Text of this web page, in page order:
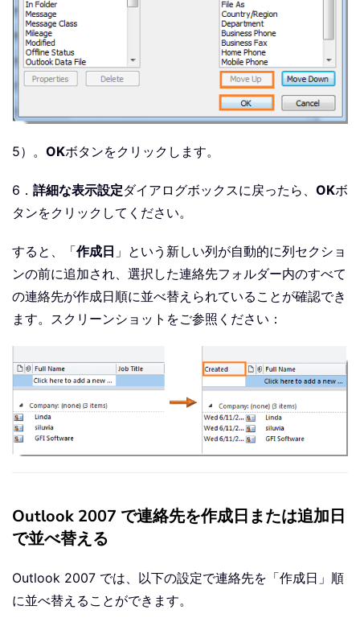
5）。 OKボタンをクリックします。
6． 詳細な表示設定ダイアログボックスに戻ったら、 OKボ
タンをクリックしてください。
すると、「作成日 」という新しい列が自動的に列セクショ
ンの前に追加され、選択した連絡先フォルダー内のすべて
の連絡先が作成日順に並べ替えられていることが確認でき
ます。スクリーンショットをご参照ください：
Outlook 2007 で連絡先を作成日または追加日
で並べ替える
Outlook 2007 では、以下の設定で連絡先を「作成日」順
に並べ替えることができます。